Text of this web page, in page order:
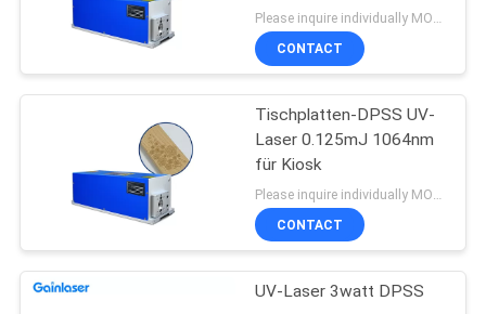
3W DPSS
CONTACT
Tischplatten-DPSS UV-
Laser 0.125mJ 1064nm
für Kiosk
CONTACT
UV-Laser 3watt DPSS